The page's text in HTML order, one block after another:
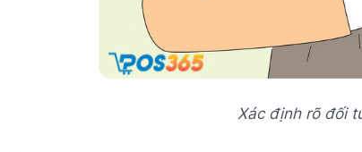
Xác định rõ đối